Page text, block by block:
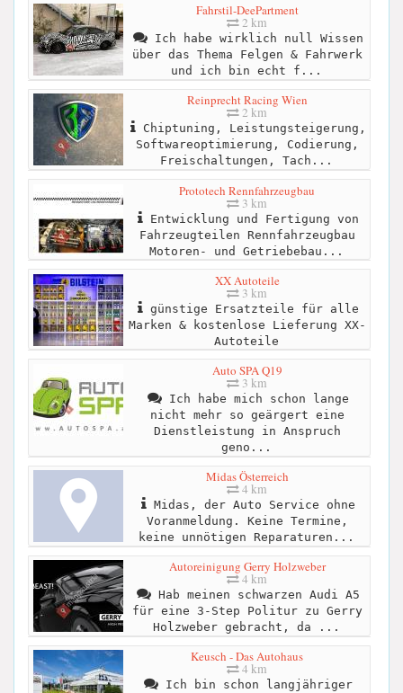
Fahrstil-DeePartment
2 km
Ich habe wirklich null Wissen
über das Thema Felgen & Fahrwerk
und ich bin echt f...
Reinprecht Racing Wien
2 km
Chiptuning, Leistungsteigerung,
Softwareoptimierung, Codierung,
Freischaltungen, Tach...
Prototech Rennfahrzeugbau
3 km
Entwicklung und Fertigung von
Fahrzeugteilen Rennfahrzeugbau
Motoren- und Getriebebau...
XX Autoteile
3 km
günstige Ersatzteile für alle
Marken & kostenlose Lieferung XX-
Autoteile
Auto SPA Q19
3 km
Ich habe mich schon lange
nicht mehr so geärgert eine
Dienstleistung in Anspruch
geno...
Midas Österreich
4 km
Midas, der Auto Service ohne
Voranmeldung. Keine Termine,
keine unnötigen Reparaturen...
Autoreinigung Gerry Holzweber
4 km
Hab meinen schwarzen Audi A5
für eine 3-Step Politur zu Gerry
Holzweber gebracht, da ...
Keusch - Das Autohaus
4 km
Ich bin schon langjähriger